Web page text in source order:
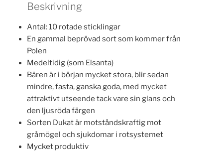
Beskrivning
Antal: 10 rotade sticklingar
En gammal beprövad sort som kommer från
Polen
Medeltidig (som Elsanta)
Bären är i början mycket stora, blir sedan
mindre, fasta, ganska goda, med mycket
attraktivt utseende tack vare sin glans och
den ljusröda färgen
Sorten Dukat är motståndskraftig mot
gråmögel och sjukdomar i rotsystemet
Mycket produktiv